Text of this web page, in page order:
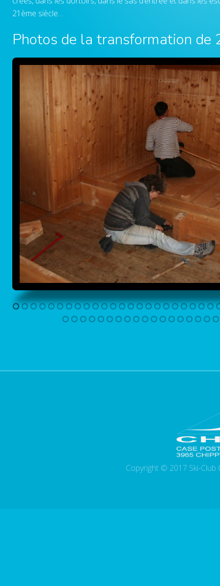
21ème siècle…
Photos de la transformation de
Copyright © 2017 Ski-Club